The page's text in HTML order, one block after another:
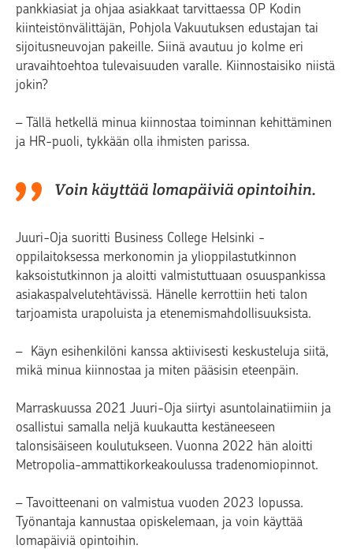
pankkiasiat ja ohjaa asiakkaat tarvittaessa OP Kodin
kiinteistönvälittäjän, Pohjola Vakuutuksen edustajan tai
sijoitusneuvojan pakeille. Siinä avautuu jo kolme eri
uravaihtoehtoa tulevaisuuden varalle. Kiinnostaisiko niistä
jokin?
– Tällä hetkellä minua kiinnostaa toiminnan kehittäminen
ja HR-puoli, tykkään olla ihmisten parissa.
Voin käyttää lomapäiviä opintoihin.
Juuri-Oja suoritti Business College Helsinki -
oppilaitoksessa merkonomin ja ylioppilastutkinnon
kaksoistutkinnon ja aloitti valmistuttuaan osuuspankissa
asiakaspalvelutehtävissä. Hänelle kerrottiin heti talon
tarjoamista urapoluista ja etenemismahdollisuuksista.
– Käyn esihenkilöni kanssa aktiivisesti keskusteluja siitä,
mikä minua kiinnostaa ja miten pääsisin eteenpäin.
Marraskuussa 2021 Juuri-­Oja siirtyi asuntolaina­tiimiin ja
osallistui samalla neljä kuukautta kestäneeseen
talonsisäiseen koulutukseen. Vuonna 2022 hän aloitti
Metropolia-ammattikorkeakoulussa tradenomiopinnot.
– Tavoitteenani on valmistua vuoden 2023 lopussa.
Työnantaja kannustaa opiskelemaan, ja voin käyttää
lomapäiviä opintoihin.